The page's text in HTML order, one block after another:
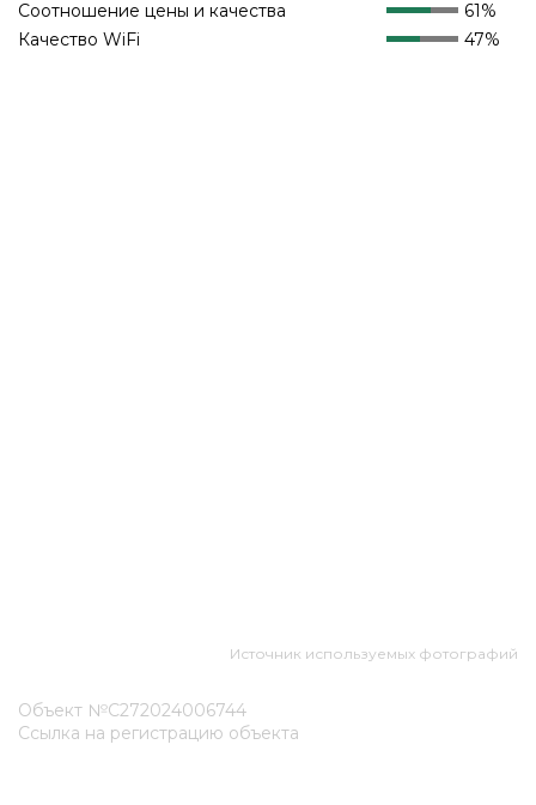
Соотношение цены и качества
61%
Качество WiFi
47%
Источник используемых фотографий
Объект №С272024006744
Ссылка на регистрацию объекта